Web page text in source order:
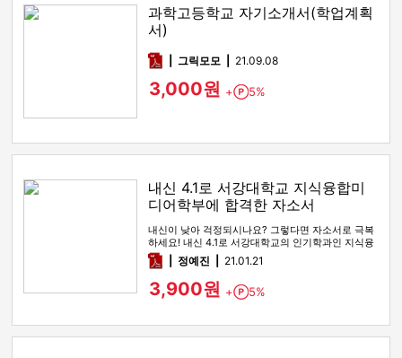
과학고등학교 자기소개서(학업계획
서)
pdf그릭모모 21.09.08
3,000원 + Point
5%
내신 4.1로 서강대학교 지식융합미
디어학부에 합격한 자소서
내신이 낮아 걱정되시나요? 그렇다면 자소서로 극복
하세요! 내신 4.1로 서강대학교의 인기학과인 지식융
합미디어학부에 합격한 자…
pdf정예진 21.01.21
3,900원 + Point
5%